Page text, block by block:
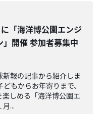
「海洋博公園エンジ
」開催 参加者募集中
報の記事から紹介しま
もからお年寄りまで、
しめる「海洋博公園エ
...